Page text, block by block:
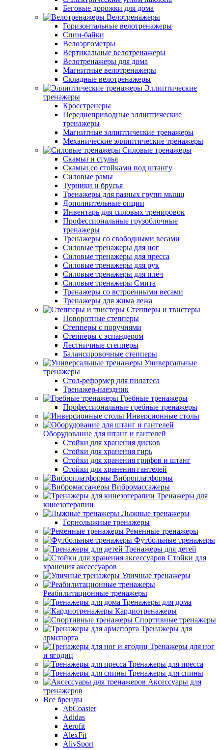
Беговые дорожки для дома
Велотренажеры
Горизонтальные велотренажеры
Спин-байки
Велоэргометры
Вертикальные велотренажеры
Велотренажеры для дома
Магнитные велотренажеры
Складные велотренажеры
Эллиптические
тренажеры
Кросстренеры
Переднеприводные эллиптические
тренажеры
Магнитные эллиптические тренажеры
Механические эллиптические тренажеры
Силовые тренажеры
Скамьи и стулья
Скамьи со стойками под штангу
Силовые рамы
Турники и брусья
Тренажеры для разных групп мышц
Дополнительные опции
Инвентарь для силовых тренировок
Профессиональные грузоблочные
тренажеры
Тренажеры со свободными весами
Силовые тренажеры для ног
Силовые тренажеры для пресса
Силовые тренажеры для рук
Силовые тренажеры для плеч
Силовые тренажеры Смита
Тренажеры со встроенными весами
Тренажеры для жима лежа
Степперы и твистеры
Поворотные степперы
Степперы с поручнями
Степперы с эспандером
Лестничные степперы
Балансировочные степперы
Универсальные
тренажеры
Стол-реформер для пилатеса
Тренажер-наездник
Гребные тренажеры
Профессиональные гребные тренажеры
Инверсионные столы
Оборудование для штанг и гантелей
Стойки для хранения дисков
Стойки для хранения гирь
Стойки для хранения грифов и штанг
Стойки для хранения гантелей
Виброплатформы
Вибромассажеры
Тренажеры для
кинезотерапии
Лыжные тренажеры
Горнолыжные тренажеры
Ременные тренажеры
Футбольные тренажеры
Тренажеры для детей
Стойки для
хранения аксессуаров
Уличные тренажеры
Реабилитационные тренажеры
Тренажеры для дома
Кардиотренажеры
Спортивные тренажеры
Тренажеры для
армспорта
Тренажеры для ног
и ягодиц
Тренажеры для пресса
Тренажеры для спины
Аксессуары для
тренажеров
Все бренды
AbCoaster
Adidas
Aerofit
AlexFit
AlivSport